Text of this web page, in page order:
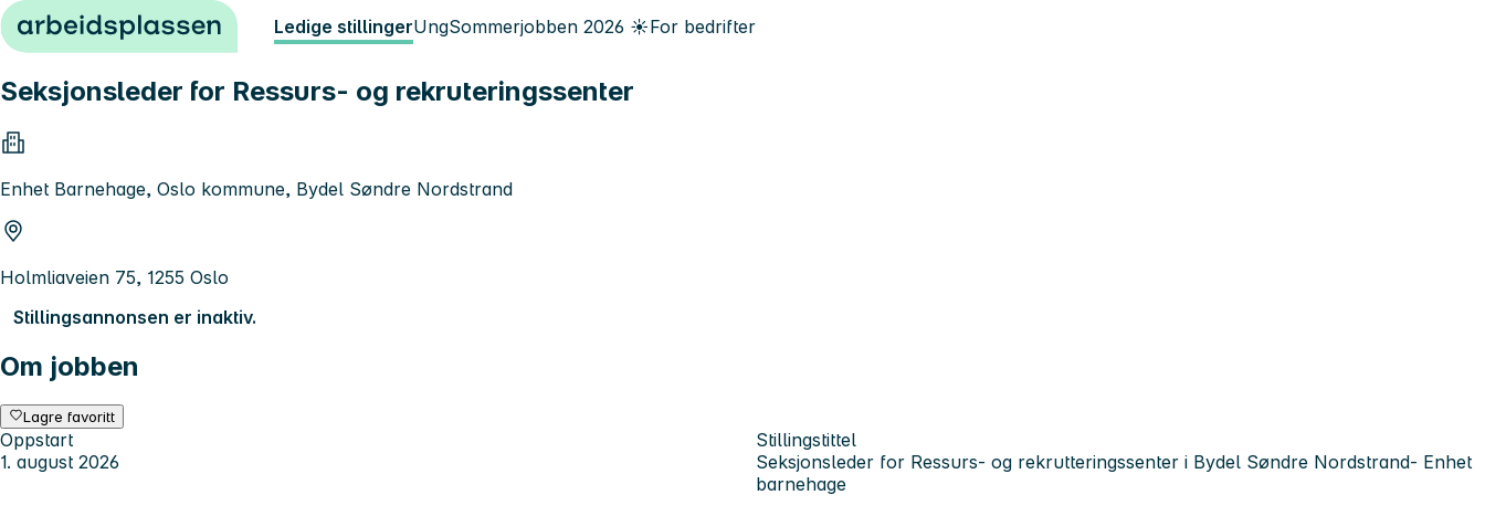
Hopp til innhold Ledige stillingerUngSommerjobben 2026 ☀️For bedrifter
Seksjonsleder for Ressurs- og rekruteringssenter
Enhet Barnehage, Oslo kommune, Bydel Søndre Nordstrand
Holmliaveien 75, 1255 Oslo
Stillingsannonsen er inaktiv.
Om jobben
Lagre favoritt
Oppstart
1. august 2026
Stillingstittel
Seksjonsleder for Ressurs- og rekrutteringssenter i Bydel Søndre Nordstrand- Enhet
barnehage